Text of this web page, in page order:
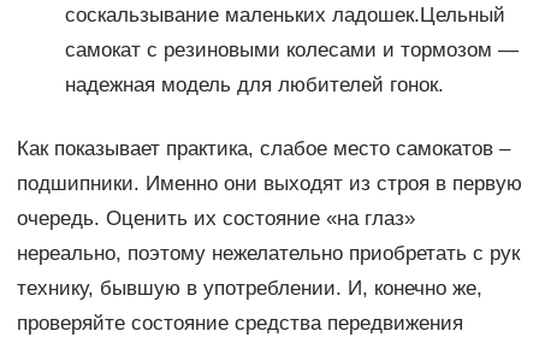
соскальзывание маленьких ладошек.Цельный
самокат с резиновыми колесами и тормозом —
надежная модель для любителей гонок.
Как показывает практика, слабое место самокатов –
подшипники. Именно они выходят из строя в первую
очередь. Оценить их состояние «на глаз»
нереально, поэтому нежелательно приобретать с рук
технику, бывшую в употреблении. И, конечно же,
проверяйте состояние средства передвижения